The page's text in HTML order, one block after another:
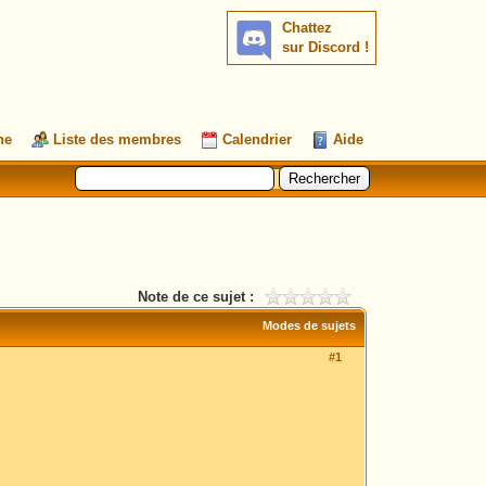
Chattez
sur Discord !
Liste des membres Calendrier Aide
Note de ce sujet :
Modes de sujets
#1